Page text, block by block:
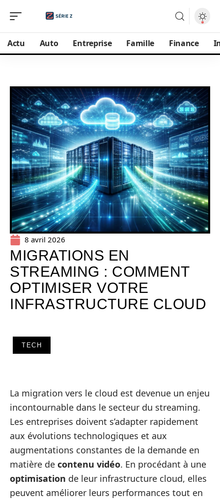
Actu Auto Entreprise Famille Finance
8 avril 2026
MIGRATIONS EN
STREAMING : COMMENT
OPTIMISER VOTRE
INFRASTRUCTURE CLOUD
TECH
La migration vers le cloud est devenue un enjeu
incontournable dans le secteur du streaming.
Les entreprises doivent s’adapter rapidement
aux évolutions technologiques et aux
augmentations constantes de la demande en
matière de contenu vidéo. En procédant à une
optimisation de leur infrastructure cloud, elles
peuvent améliorer leurs performances tout en